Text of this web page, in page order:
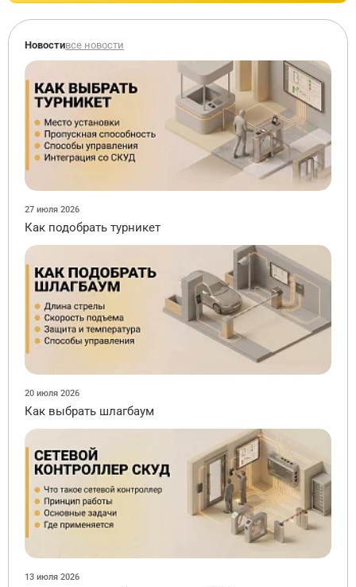
Новостивсе новости
27 июля 2026
Как подобрать турникет
20 июля 2026
Как выбрать шлагбаум
13 июля 2026